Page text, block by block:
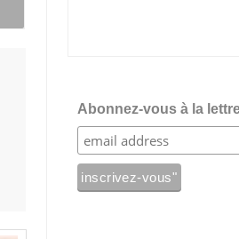
Abonnez-vous à la